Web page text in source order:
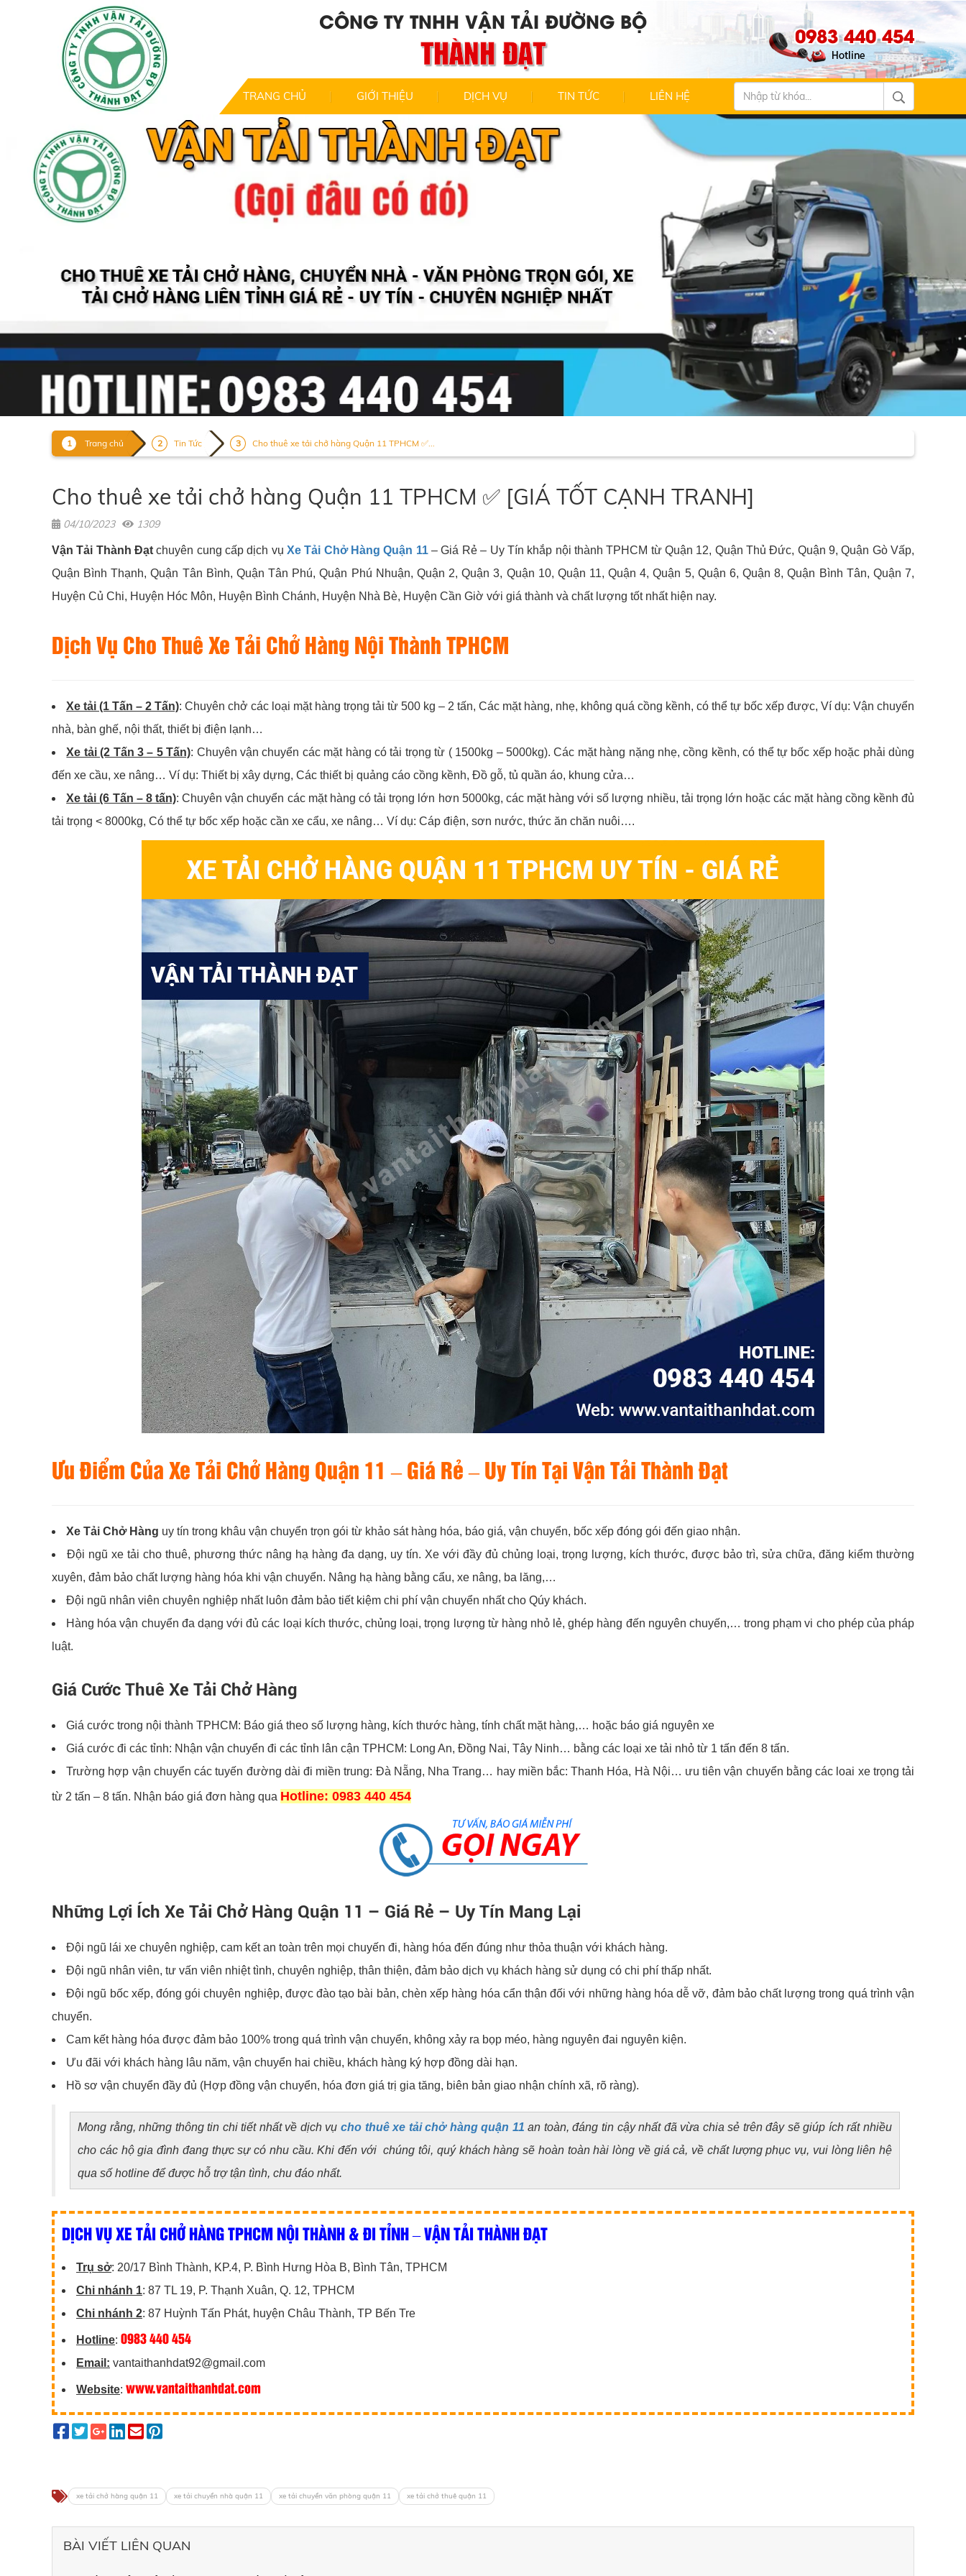
CÔNG TY TNHH VẬN TẢI ĐƯỜNG BỘ
THÀNH ĐẠT 0983 440 454
TRANG CHỦ GIỚI THIỆU DỊCH VỤ TIN TỨC LIÊN HỆ
Trang chủ Tin Tức Cho thuê xe tải chở hàng Quận 11 TPHCM ✅...
Cho thuê xe tải chở hàng Quận 11 TPHCM ✅ [GIÁ TỐT CẠNH TRANH]
04/10/2023 1309
Vận Tải Thành Đạtchuyên cung cấp dịch vụXe Tải Chở Hàng Quận 11– Giá Rẻ – Uy Tín khắp nội thành TPHCM từ Quận 12, Quận Thủ Đức, Quận 9, Quận Gò Vấp,
Quận Bình Thạnh, Quận Tân Bình, Quận Tân Phú, Quận Phú Nhuận, Quận 2, Quận 3, Quận 10, Quận 11, Quận 4, Quận 5, Quận 6, Quận 8, Quận Bình Tân, Quận 7,
Huyện Củ Chi, Huyện Hóc Môn, Huyện Bình Chánh, Huyện Nhà Bè, Huyện Cần Giờ với giá thành và chất lượng tốt nhất hiện nay.
Dịch Vụ Cho Thuê Xe Tải Chở Hàng Nội Thành TPHCM
Xe tải (1 Tấn – 2 Tấn): Chuyên chở các loại mặt hàng trọng tải từ 500 kg – 2 tấn, Các mặt hàng, nhẹ, không quá cồng kềnh, có thể tự bốc xếp được, Ví dụ: Vận chuyển
nhà, bàn ghế, nội thất, thiết bị điện lạnh…
Xe tải (2 Tấn 3 – 5 Tấn): Chuyên vận chuyển các mặt hàng có tải trọng từ ( 1500kg – 5000kg). Các mặt hàng nặng nhẹ, cồng kềnh, có thể tự bốc xếp hoặc phải dùng
đến xe cầu, xe nâng… Ví dụ: Thiết bị xây dựng, Các thiết bị quảng cáo cồng kềnh, Đồ gỗ, tủ quần áo, khung cửa…
Xe tải (6 Tấn – 8 tấn): Chuyên vận chuyển các mặt hàng có tải trọng lớn hơn 5000kg, các mặt hàng với số lượng nhiều, tải trọng lớn hoặc các mặt hàng cồng kềnh đủ
tải trọng < 8000kg, Có thể tự bốc xếp hoặc cần xe cẩu, xe nâng… Ví dụ: Cáp điện, sơn nước, thức ăn chăn nuôi….
Ưu Điểm Của Xe Tải Chở Hàng Quận 11 – Giá Rẻ – Uy Tín Tại Vận Tải Thành Đạt
Xe Tải Chở Hàng uy tín trong khâu vận chuyển trọn gói từ khảo sát hàng hóa, báo giá, vận chuyển, bốc xếp đóng gói đến giao nhận.
Đội ngũ xe tải cho thuê, phương thức nâng hạ hàng đa dạng, uy tín. Xe với đầy đủ chủng loại, trọng lượng, kích thước, được bảo trì, sửa chữa, đăng kiểm thường
xuyên, đảm bảo chất lượng hàng hóa khi vận chuyển. Nâng hạ hàng bằng cẩu, xe nâng, ba lăng,…
Đội ngũ nhân viên chuyên nghiệp nhất luôn đảm bảo tiết kiệm chi phí vận chuyển nhất cho Qúy khách.
Hàng hóa vận chuyển đa dạng với đủ các loại kích thước, chủng loại, trọng lượng từ hàng nhỏ lẻ, ghép hàng đến nguyên chuyến,… trong phạm vi cho phép của pháp
luật.
Giá Cước Thuê Xe Tải Chở Hàng
Giá cước trong nội thành TPHCM: Báo giá theo số lượng hàng, kích thước hàng, tính chất mặt hàng,… hoặc báo giá nguyên xe
Giá cước đi các tỉnh: Nhận vận chuyển đi các tỉnh lân cận TPHCM: Long An, Đồng Nai, Tây Ninh… bằng các loại xe tải nhỏ từ 1 tấn đến 8 tấn.
Trường hợp vận chuyển các tuyến đường dài đi miền trung: Đà Nẵng, Nha Trang… hay miền bắc: Thanh Hóa, Hà Nội… ưu tiên vận chuyển bằng các loai xe trọng tải
từ 2 tấn – 8 tấn. Nhận báo giá đơn hàng qua Hotline: 0983 440 454
Những Lợi Ích Xe Tải Chở Hàng Quận 11 – Giá Rẻ – Uy Tín Mang Lại
Đội ngũ lái xe chuyên nghiệp, cam kết an toàn trên mọi chuyến đi, hàng hóa đến đúng như thỏa thuận với khách hàng.
Đội ngũ nhân viên, tư vấn viên nhiệt tình, chuyên nghiệp, thân thiện, đảm bảo dịch vụ khách hàng sử dụng có chi phí thấp nhất.
Đội ngũ bốc xếp, đóng gói chuyên nghiệp, được đào tạo bài bản, chèn xếp hàng hóa cẩn thận đối với những hàng hóa dễ vỡ, đảm bảo chất lượng trong quá trình vận
chuyển.
Cam kết hàng hóa được đảm bảo 100% trong quá trình vận chuyển, không xảy ra bọp méo, hàng nguyên đai nguyên kiện.
Ưu đãi với khách hàng lâu năm, vận chuyển hai chiều, khách hàng ký hợp đồng dài hạn.
Hồ sơ vận chuyển đầy đủ (Hợp đồng vận chuyển, hóa đơn giá trị gia tăng, biên bản giao nhận chính xã, rõ ràng).
Mong rằng, những thông tin chi tiết nhất về dịch vụ cho thuê xe tải chở hàng quận 11 an toàn, đáng tin cậy nhất đã vừa chia sẻ trên đây sẽ giúp ích rất nhiều
cho các hộ gia đình đang thực sự có nhu cầu. Khi đến với chúng tôi, quý khách hàng sẽ hoàn toàn hài lòng về giá cả, về chất lượng phục vụ, vui lòng liên hệ
qua số hotline để được hỗ trợ tận tình, chu đáo nhất.
DỊCH VỤ XE TẢI CHỞ HÀNG TPHCM NỘI THÀNH & ĐI TỈNH – VẬN TẢI THÀNH ĐẠT
Trụ sở: 20/17 Bình Thành, KP.4, P. Bình Hưng Hòa B, Bình Tân, TPHCM
Chi nhánh 1: 87 TL 19, P. Thạnh Xuân, Q. 12, TPHCM
Chi nhánh 2: 87 Huỳnh Tấn Phát, huyện Châu Thành, TP Bến Tre
Hotline: 0983 440 454
Email: vantaithanhdat92@gmail.com
Website: www.vantaithanhdat.com
xe tải chở hàng quận 11 xe tải chuyển nhà quận 11 xe tải chuyển văn phòng quận 11 xe tải chở thuê quận 11
BÀI VIẾT LIÊN QUAN